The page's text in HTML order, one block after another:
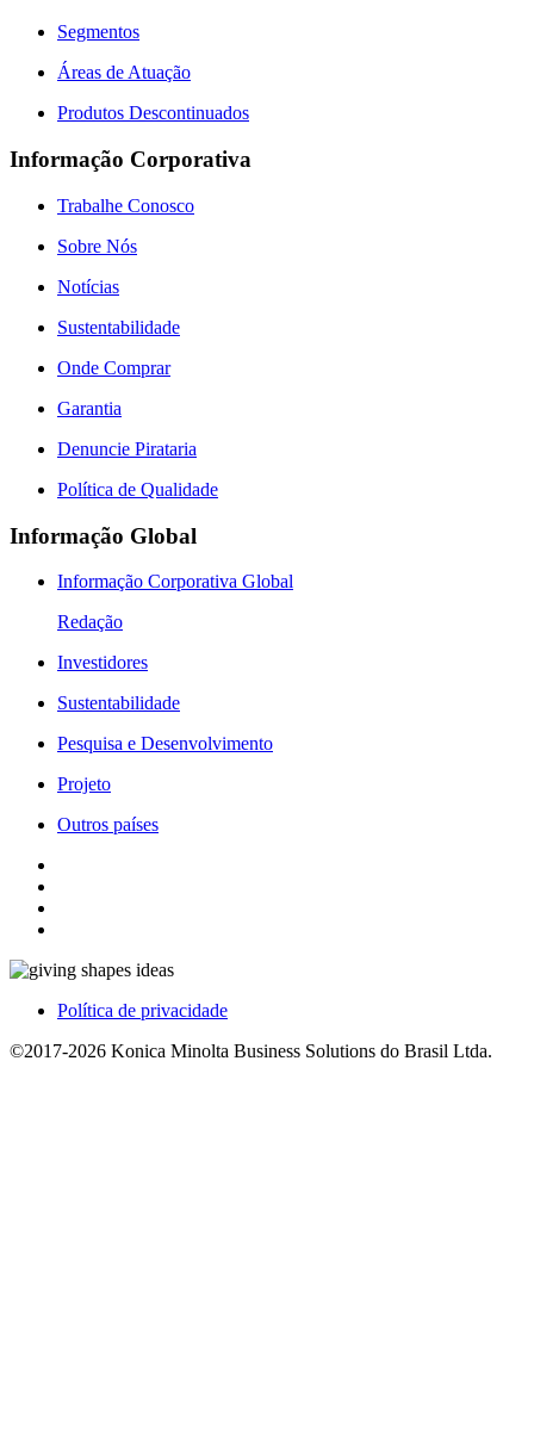
Segmentos
Áreas de Atuação
Produtos Descontinuados
Informação Corporativa
Trabalhe Conosco
Sobre Nós
Notícias
Sustentabilidade
Onde Comprar
Garantia
Denuncie Pirataria
Política de Qualidade
Informação Global
Informação Corporativa Global
Redação
Investidores
Sustentabilidade
Pesquisa e Desenvolvimento
Projeto
Outros países
Política de privacidade
©2017-2026 Konica Minolta Business Solutions do Brasil Ltda.